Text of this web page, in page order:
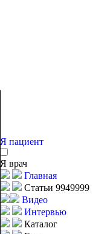
Я пациент
Я врач
Главная
Статьи 9949999
Видео
Интервью
Каталог